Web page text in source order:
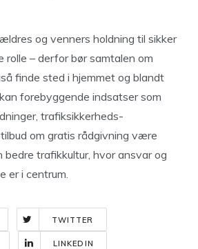
og venners holdning til sikker
rolle – derfor bør samtalen om
finde sted i hjemmet og blandt
forebyggende indsatser som
trafiksikkerheds-
om gratis rådgivning være
bedre trafikkultur, hvor ansvar og
er i centrum.
TWITTER
LINKEDIN